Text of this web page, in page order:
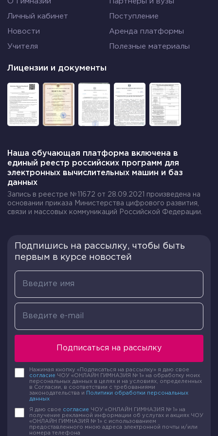
направляющего вектора заданной прямой b .
Само доказательство основывается на
определении направляющего вектора прямой и
Пусть введена прямоугольная декартова
система координат Оху с заданными
уравнениями прямой на плоскости, которые
уравнения прямых a и b необходимым и
достаточным условием является
перпендикулярность векторов →a и →b. Это
возможно только при скалярном произведении
векторов →a=(ax, ay) и →b=(bx, by) равном нулю,
а запись имеет вид (→a, →b)=ax⋅bx+ay⋅by=0.
находящихся в прямоугольной системе
координат Оху на плоскости, является (→a,
→b)=ax⋅bx+ay⋅by=0, где →a=(ax, ay) и →b=(bx, by)
– это направляющие векторы прямых a и b.
перпендикулярными, нужно уделить внимание
Через одну точку А можно провести только одну
остальные линии будут наклонными и могут
скрещиваться.
Несколько перпендикуляров никогда не будут
между собой пересекаться.
Для обозначения перпендикуляра применяется
Личный кабинет Поступление
Новости Аренда платформы
Учителя Полезные материалы
Лицензии и документы
Наша обучающая платформа включена в
единый реестр российских программ для
электронных вычислительных машин и баз
данных
Запись в реестре №11672 от 28.09.2021 произведена на
основании приказа Министерства цифрового развития,
связи и массовых коммуникаций Российской Федерации.
Подпишись на рассылку, чтобы быть
первым в курсе новостей
Подписаться на рассылку
Нажимая кнопку «Подписаться на рассылку» я даю свое
согласие ЧОУ «ОНЛАЙН ГИМНАЗИЯ № 1» на обработку моих
персональных данных в целях и на условиях, определенных
в Согласии, в соответствии с требованиями
законодательства и
Политики обработки персональных
данных
Я даю свое согласие ЧОУ «ОНЛАЙН ГИМНАЗИЯ № 1» на
получение рекламной информации об услугах и акциях ЧОУ
«ОНЛАЙН ГИМНАЗИЯ № 1» с использованием
предоставленного мною адреса электронной почты и/или
номера телефона